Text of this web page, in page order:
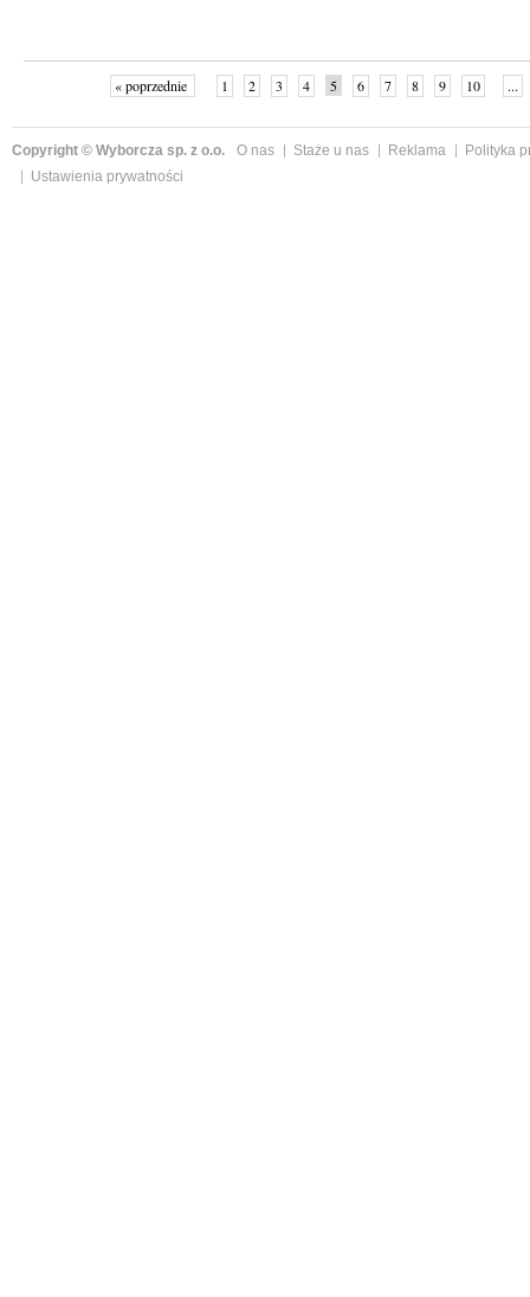
« poprzednie 1 2 3 4 5 6 7 8 9 10 ...
Copyright © Wyborcza sp. z o.o. O nas Staże u nas Reklama
Polityka
Ustawienia prywatności